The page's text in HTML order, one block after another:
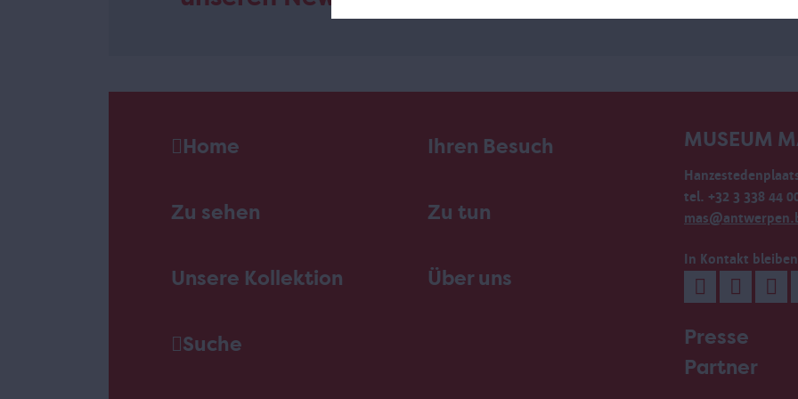
Home Ihren Besuch
Zu sehen Zu tun
Unsere Kollektion Über uns
Suche
MUSEUM
tel. +32 3 338 44
In Kontakt bleiben
Presse
Partner